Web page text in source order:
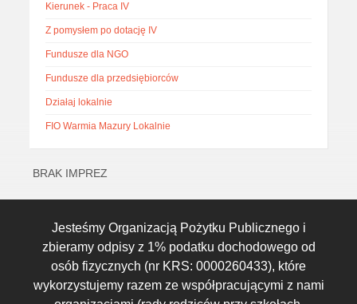
Kierunek - Praca IV
Z pomysłem po dotację IV
Fundusze dla NGO
Fundusze dla przedsiębiorców
Działaj lokalnie
FIO Warmia Mazury Lokalnie
BRAK IMPREZ
Jesteśmy Organizacją Pożytku Publicznego i
zbieramy odpisy z 1% podatku dochodowego od
osób fizycznych (nr KRS: 0000260433), które
wykorzystujemy razem ze współpracującymi z nami